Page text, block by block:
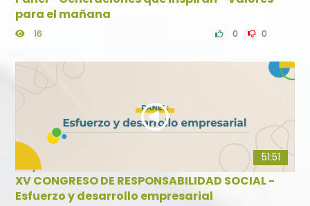
para el mañana
16 0 0
51:51
XV CONGRESO DE RESPONSABILIDAD SOCIAL -
Esfuerzo y desarrollo empresarial